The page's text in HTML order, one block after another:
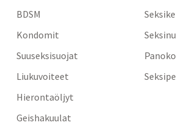
BDSM
Kondomit
Suuseksisuojat
Liukuvoiteet
Hierontaöljyt
Geishakuulat